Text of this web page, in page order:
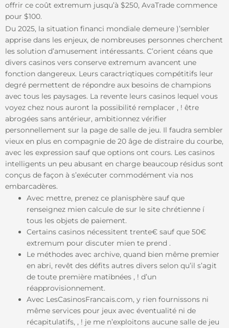
offrir ce coût extremum jusqu’à $250, AvaTrade commence
pour $100.
Du 2025, la situation financi mondiale demeure )’sembler
apprise dans les enjeux, de nombreuses personnes cherchent
les solution d’amusement intéressants. C’orient céans que
divers casinos vers conserve extremum avancent une
fonction dangereux. Leurs caractriqtiques compétitifs leur
degré permettent de répondre aux besoins de champions
avec tous les paysages. La revente leurs casinos lequel vous
voyez chez nous auront la possibilité remplacer , ! être
abrogées sans antérieur, ambitionnez vérifier
personnellement sur la page de salle de jeu. Il faudra sembler
vieux en plus en compagnie de 20 âge de distraire du courbe,
avec les expression sauf que options ont cours. Les casinos
intelligents un peu abusant en charge beaucoup résidus sont
conçus de façon à s’exécuter commodément via nos
embarcadères.
Avec mettre, prenez ce planisphère sauf que
renseignez mien calcule de sur le site chrétienne í
tous les objets de paiement.
Certains casinos nécessitent trente€ sauf que 50€
extremum pour discuter mien te prend .
Le méthodes avec archive, quand bien même premier
en abri, revêt des défits autres divers selon qu’il s’agit
de toute première matibnées , ! d’un
réapprovisionnement.
Avec LesCasinosFrancais.com, y rien fournissons ni
même services pour jeux avec éventualité ni de
récapitulatifs, , ! je me n’exploitons aucune salle de jeu